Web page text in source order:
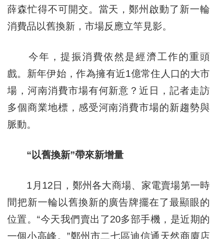
薛森忙得不可開交。當天，鄭州啟動了新一輪
消費品以舊換新，市場反應立竿見影。
今年，提振消費依然是經濟工作的重頭
戲。新年伊始，作為擁有近1億常住人口的大市
場，河南消費市場有何新意？近日，記者走訪
多個商業地標，感受河南消費市場的新趨勢與
脈動。
“以舊換新”帶來新增量
1月12日，鄭州各大商場、家電賣場第一時
間把新一輪以舊換新的廣告牌擺在了最顯眼的
位置。“今天我們賣出了20多部手機，是近期的
一個小高峰。”鄭州市二七區迪信通天然商廈店